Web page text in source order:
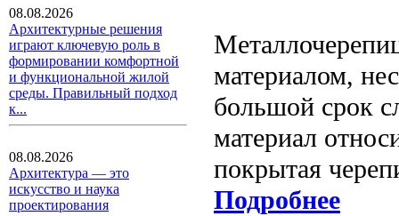
08.08.2026
Архитектурные решения
играют ключевую роль в
формировании комфортной
и функциональной жилой
среды. Правильный подход
к...
08.08.2026
Архитектура — это
искусство и наука
проектирования
материалом,
большой срок
материал
покрытая
Подробнее